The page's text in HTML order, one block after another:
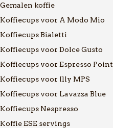
Gemalen koffie
Koffiecups voor A Modo Mio
Koffiecups Bialetti
Koffiecups voor Dolce Gusto
Koffiecups voor Espresso Point
Koffiecups voor Illy MPS
Koffiecups voor Lavazza Blue
Koffiecups Nespresso
Koffie ESE servings